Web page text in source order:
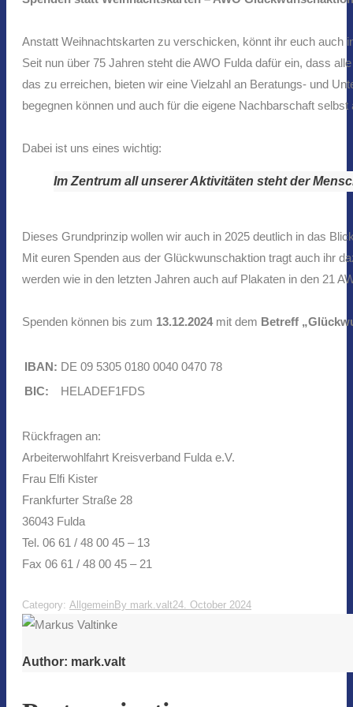
Anstatt Weihnachtskarten zu verschicken, könnt ihr euch auch
Seit nun über 75 Jahren steht die AWO Fulda dafür ein, dass
das zu erreichen, bieten wir eine Vielzahl an Beratungs- und
begegnen können und auch für die eigene Nachbarschaft
Dabei ist uns eines wichtig:
Im Zentrum all unserer Aktivitäten steht der
Dieses Grundprinzip wollen wir auch in 2025 deutlich in das
Mit euren Spenden aus der Glückwunschaktion tragt auch ihr
werden wie in den letzten Jahren auch auf Plakaten in den 21
Spenden können bis zum 13.12.2024mit dem Betreff
IBAN: DE 09 5305 0180 0040 0470 78
BIC:
HELADEF1FDS
Rückfragen an:
Arbeiterwohlfahrt Kreisverband Fulda e.V.
Frau Elfi Kister
Frankfurter Straße 28
36043 Fulda
Tel. 06 61 / 48 00 45 – 13
Fax 06 61 / 48 00 45 – 21
Category: AllgemeinBy mark.valt24. October 2024
Author: mark.valt